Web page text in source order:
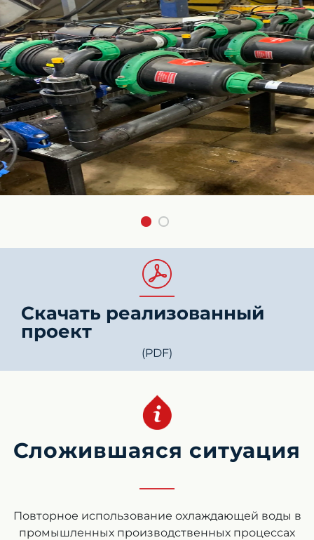
Скачать реализованный
проект
(PDF)
Сложившаяся ситуация
Повторное использование охлаждающей воды в
промышленных производственных процессах